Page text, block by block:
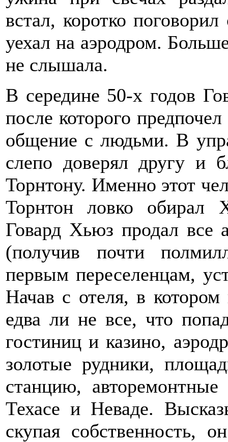
встал, коротко
уехал на аэродром.
не слышала.
В середине 50-х годов
после которого
общение с людьми. В
слепо доверял другу и
Торнтону. Именно этот
Торнтон ловко обирал
Говард Хьюз продал все
(получив почти
первым переселенцам,
Начав с отеля, в
едва ли не все, что
гостиниц и казино,
золотые рудники,
станцию,
Техасе и Неваде.
скупая собственность,